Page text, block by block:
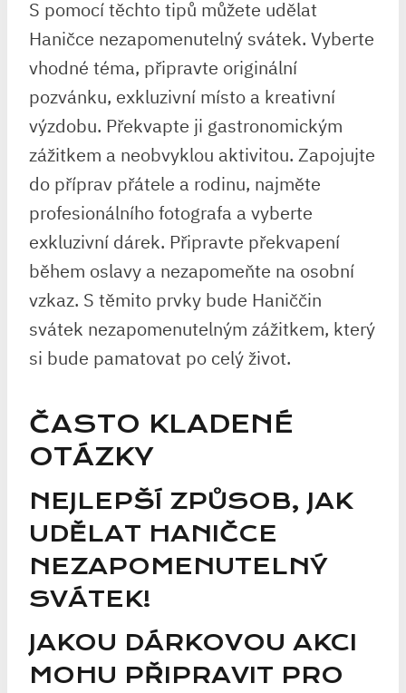
S pomocí těchto tipů můžete udělat
Haničce nezapomenutelný svátek. Vyberte
vhodné téma, připravte originální
pozvánku, exkluzivní místo a kreativní
výzdobu. Překvapte ji gastronomickým
zážitkem a neobvyklou aktivitou. Zapojujte
do příprav přátele a rodinu, najměte
profesionálního fotografa a vyberte
exkluzivní dárek. Připravte překvapení
během oslavy a nezapomeňte na osobní
vzkaz. S těmito prvky bude Haniččin
svátek nezapomenutelným zážitkem, který
si bude pamatovat po celý život.
ČASTO KLADENÉ
OTÁZKY
NEJLEPŠÍ ZPŮSOB, JAK
UDĚLAT HANIČCE
NEZAPOMENUTELNÝ
SVÁTEK!
JAKOU DÁRKOVOU AKCI
MOHU PŘIPRAVIT PRO